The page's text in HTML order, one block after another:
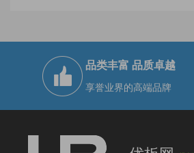
品类丰富 品质卓越
享誉业界的高端品牌